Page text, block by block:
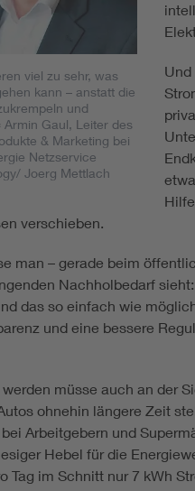
viel zu sehr, was
kann – anstatt die
und
Armin Gaul, Leiter des
& Marketing bei
Netzservice
Joerg Mettlach
verschieben.
man – gerade beim
Nachholbedarf
das so einfach wie
und eine bessere
müsse auch an der
ohnehin längere Zeit
Arbeitgebern und
Hebel für die
Tag im Schnitt nur 7 kWh